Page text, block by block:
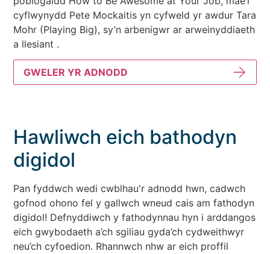
cyflwynydd Pete Mockaitis yn cyfweld yr awdur Tara
Mohr (Playing Big), sy’n arbenigwr ar arweinyddiaeth
a llesiant .
GWELER YR ADNODD
Hawliwch eich bathodyn
digidol
Pan fyddwch wedi cwblhau'r adnodd hwn, cadwch
gofnod ohono fel y gallwch wneud cais am fathodyn
digidol! Defnyddiwch y fathodynnau hyn i arddangos
eich gwybodaeth a’ch sgiliau gyda’ch cydweithwyr
neu’ch cyfoedion. Rhannwch nhw ar eich proffil